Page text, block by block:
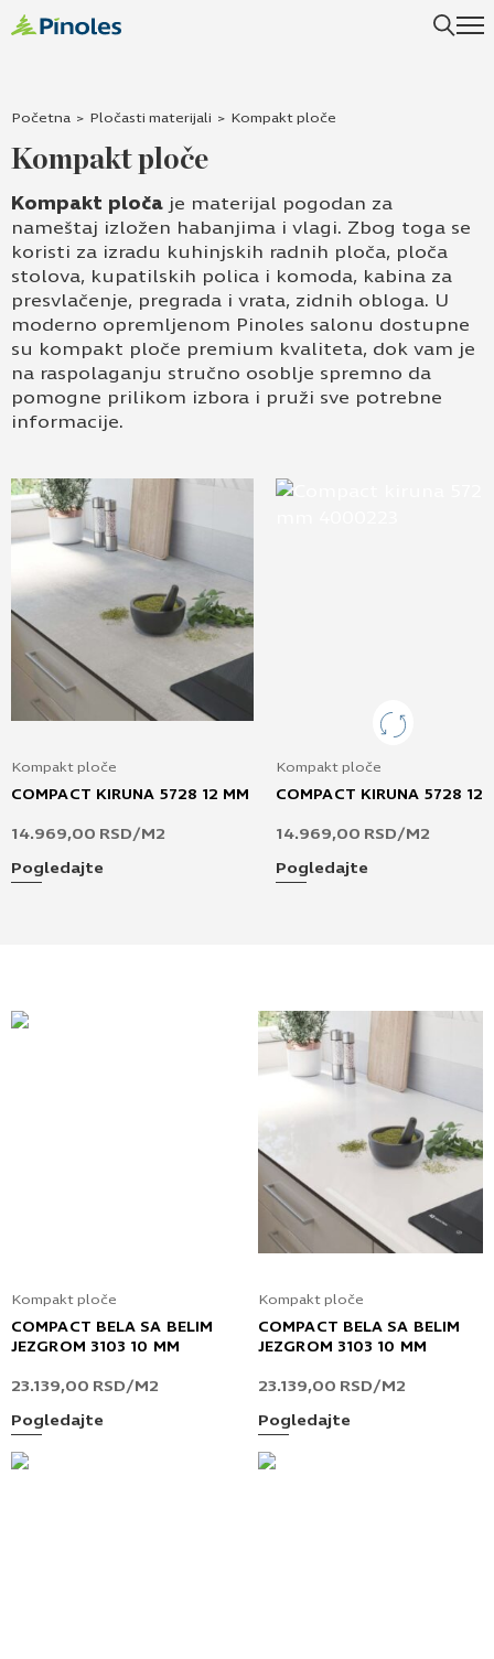
Početna > Pločasti materijali > Kompakt ploče
Kompakt ploče
Kompakt ploča je materijal pogodan za
nameštaj izložen habanjima i vlagi. Zbog toga se
koristi za izradu kuhinjskih radnih ploča, ploča
stolova, kupatilskih polica i komoda, kabina za
presvlačenje, pregrada i vrata, zidnih obloga. U
moderno opremljenom Pinoles salonu dostupne
su kompakt ploče premium kvaliteta, dok vam je
na raspolaganju stručno osoblje spremno da
pomogne prilikom izbora i pruži sve potrebne
informacije.
Kompakt ploče
COMPACT KIRUNA 5728 12 MM
14.969,00 RSD/M2
Pogledajte
Kompakt ploče
COMPACT KIRUNA 5728 12
14.969,00 RSD/M2
Pogledajte
Kompakt ploče
COMPACT BELA SA BELIM
JEZGROM 3103 10 MM
23.139,00 RSD/M2
Pogledajte
Kompakt ploče
COMPACT BELA SA BELIM
JEZGROM 3103 10 MM
23.139,00 RSD/M2
Pogledajte